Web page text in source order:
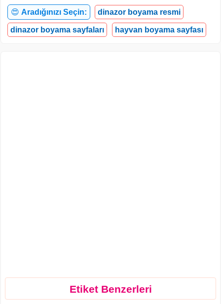
😍 Aradığınızı Seçin: dinazor boyama resmi
dinazor boyama sayfaları hayvan boyama sayfası
Etiket Benzerleri